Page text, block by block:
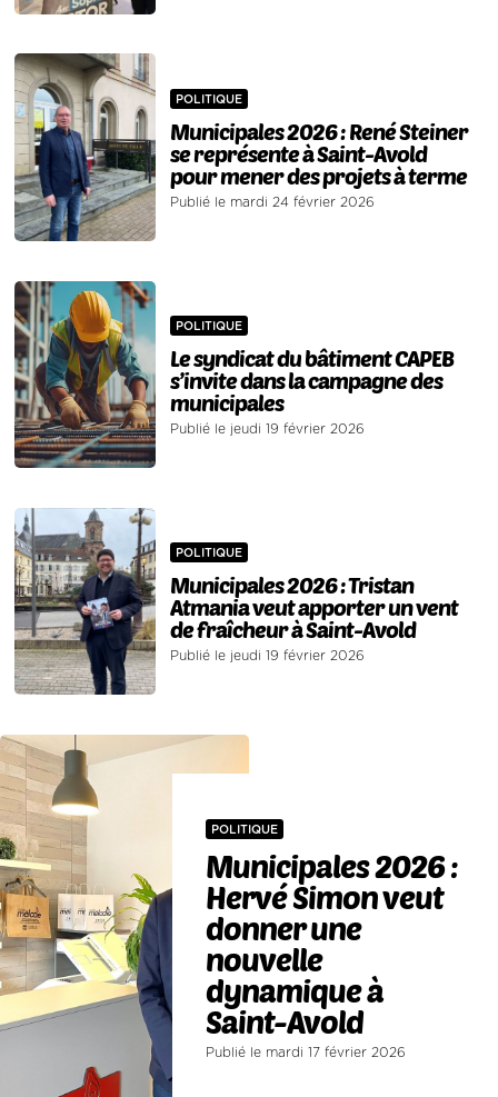
POLITIQUE
Municipales 2026 : René Steiner
se représente à Saint-Avold
pour mener des projets à terme
Publié le mardi 24 février 2026
POLITIQUE
Le syndicat du bâtiment CAPEB
s’invite dans la campagne des
municipales
Publié le jeudi 19 février 2026
POLITIQUE
Municipales 2026 : Tristan
Atmania veut apporter un vent
de fraîcheur à Saint-Avold
Publié le jeudi 19 février 2026
POLITIQUE
Municipales 2026 :
Hervé Simon veut
donner une
nouvelle
dynamique à
Saint-Avold
Publié le mardi 17 février 2026